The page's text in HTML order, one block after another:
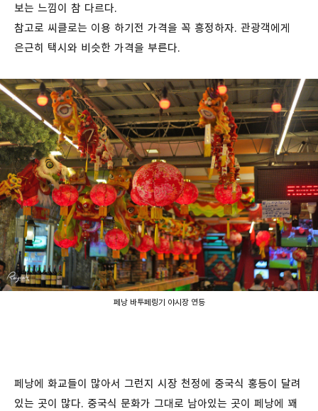
보는 느낌이 참 다르다.
참고로 씨클로는 이용 하기전 가격을 꼭 흥정하자. 관광객에게
은근히 택시와 비슷한 가격을 부른다.
페낭 바투페링기 야시장 연등
페낭에 화교들이 많아서 그런지 시장 천정에 중국식 홍등이 달려
있는 곳이 많다. 중국식 문화가 그대로 남아있는 곳이 페낭에 꽤